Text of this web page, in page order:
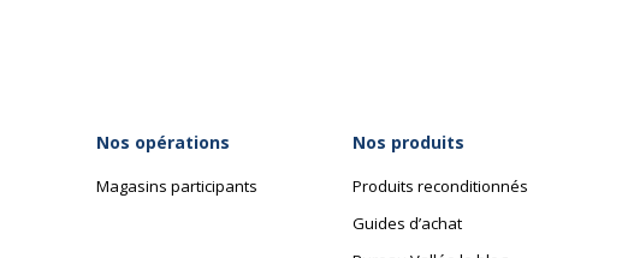
Nos opérations
Magasins participants
Nos produits
Produits reconditionnés
Guides d’achat